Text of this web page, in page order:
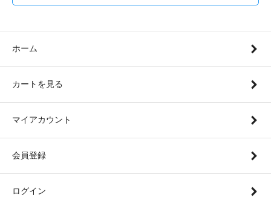
ホーム
カートを見る
マイアカウント
会員登録
ログイン